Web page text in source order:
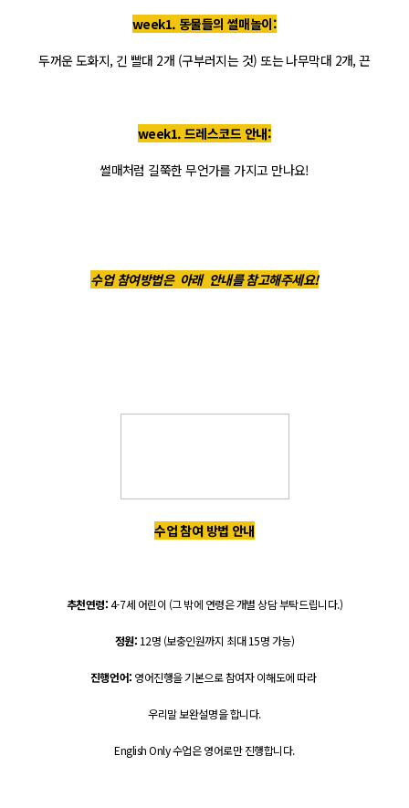
week1. 동물들의 썰매놀이:
두꺼운 도화지, 긴 빨대 2개 (구부러지는 것) 또는 나무막대 2개, 끈
week1. 드레스코드 안내:
썰매처럼 길쭉한 무언가를 가지고 만나요!
수업 참여방법은 아래 안내를 참고해주세요!
수업 참여 방법 안내
추천연령:4-7세 어린이 (그 밖에 연령은 개별 상담 부탁드립니다.)
정원: 12명 (보충인원까지 최대 15명 가능)
진행언어: 영어진행을 기본으로 참여자 이해도에 따라
우리말 보완설명을 합니다.
English Only 수업은 영어로만 진행합니다.